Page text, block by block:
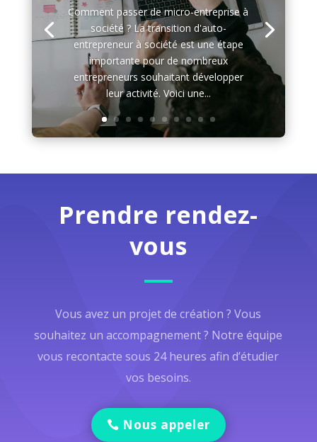
Comment passer de micro-entreprise à
société ? La transition d'auto-
entrepreneur à société est une étape
importante pour de nombreux
entrepreneurs souhaitant développer
leur activité. Voici une...
Prendre rendez-
vous
Vous avez un projet de création ? Vous
souhaitez un accompagnement ? Notre équipe
vous recontacte sous 24 heures afin d’étudier
vos besoins.
Nous appeler